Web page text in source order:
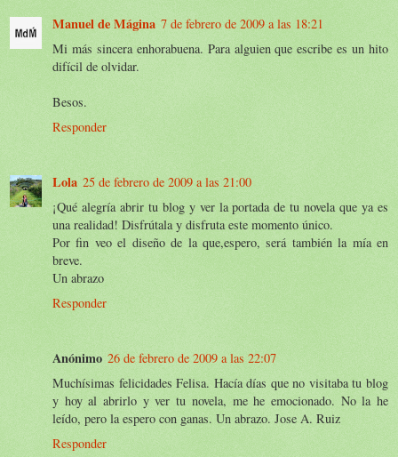
Manuel de Mágina 7 de febrero de 2009 a las 18:21
Mi más sincera enhorabuena. Para alguien que escribe es un hito
difícil de olvidar.
Besos.
Responder
Lola 25 de febrero de 2009 a las 21:00
¡Qué alegría abrir tu blog y ver la portada de tu novela que ya es
una realidad! Disfrútala y disfruta este momento único.
Por fin veo el diseño de la que,espero, será también la mía en
breve.
Un abrazo
Responder
Anónimo 26 de febrero de 2009 a las 22:07
Muchísimas felicidades Felisa. Hacía días que no visitaba tu blog
y hoy al abrirlo y ver tu novela, me he emocionado. No la he
leído, pero la espero con ganas. Un abrazo. Jose A. Ruiz
Responder